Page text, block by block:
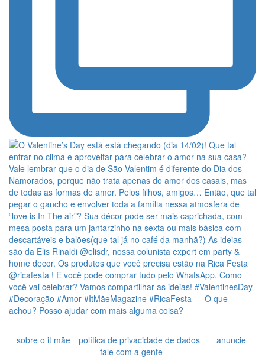
sobre o it mãe política de privacidade de dados
anuncie
fale com a gente